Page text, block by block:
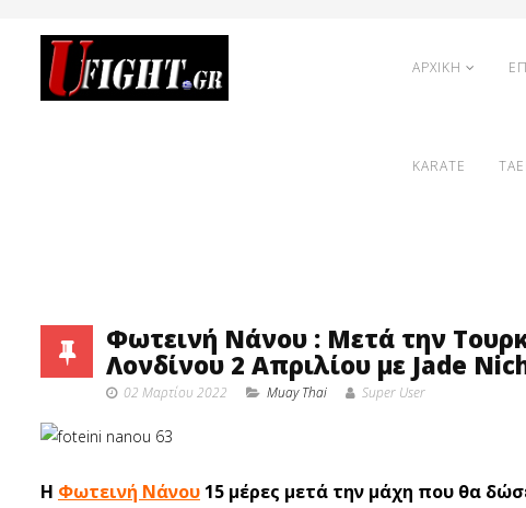
ΑΡΧΙΚΗ
KARATE
Φωτεινή Νάνου : Μετά την
Λονδίνου 2 Απριλίου με Jade
02 Μαρτίου 2022 Muay Thai Super User
Η Φωτεινή Νάνου 15 μέρες μετά την μάχη που θα